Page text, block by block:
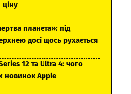
ціну
планета»: під
досі щось рухається
12 та Ultra 4: чого
новинок Apple